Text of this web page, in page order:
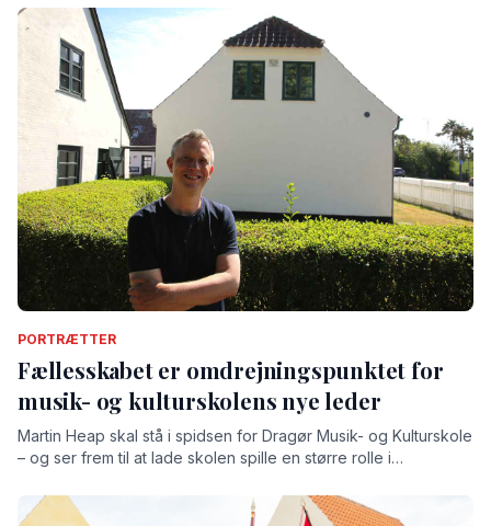
PORTRÆTTER
Fællesskabet er omdrejningspunktet for
musik- og kulturskolens nye leder
Martin Heap skal stå i spidsen for Dragør Musik- og Kulturskole
– og ser frem til at lade skolen spille en større rolle i